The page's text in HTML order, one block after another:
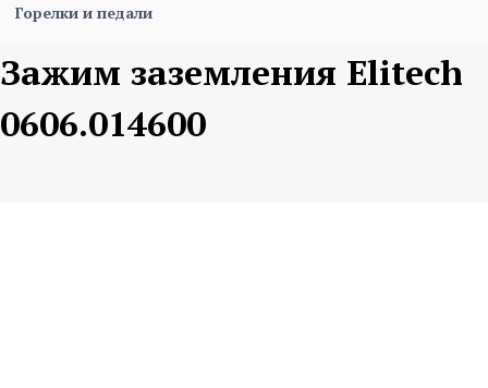
Горелки и педали
Зажим заземления Elitech
0606.014600